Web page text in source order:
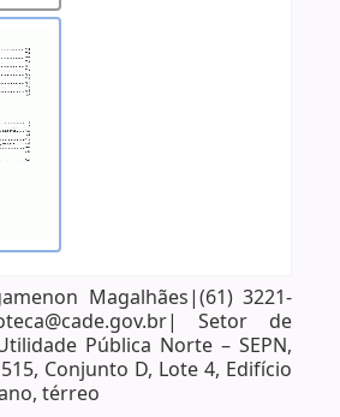
Magalhães|(61) 3221-
Setor de
Pública Norte – SEPN,
Conjunto D, Lote 4, Edifício
térreo